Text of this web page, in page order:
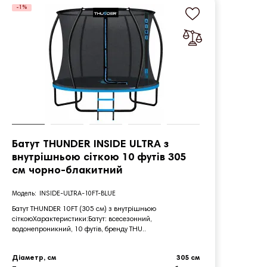
-1%
Батут THUNDER INSIDE ULTRA з
внутрішньою сіткою 10 футів 305
см чорно-блакитний
INSIDE-ULTRA-10FT-BLUE
Батут THUNDER 10FT (305 см) з внутрішньою
сіткоюХарактеристики:Батут: всесезонний,
водонепроникний, 10 футів, бренду THU..
Діаметр, см
305 см